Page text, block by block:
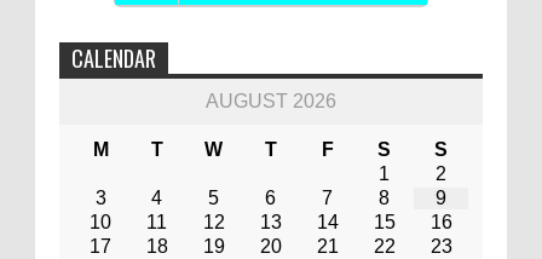
CALENDAR
AUGUST 2026
M T W T F S
S
1
2
3
4 5 6 7 8
9
10
11 12 13 14 15
16
17
18 19 20 21 22
23